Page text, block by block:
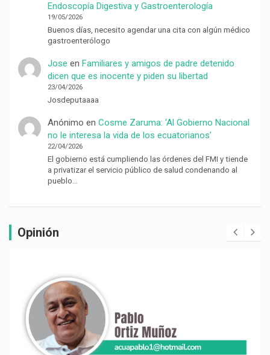
Endoscopía Digestiva y Gastroenterología
19/05/2026
Buenos días, necesito agendar una cita con algún médico
gastroenterólogo
Jose en Familiares y amigos de padre detenido
dicen que es inocente y piden su libertad
23/04/2026
Josdeputaaaa
Anónimo en Cosme Zaruma: ‘Al Gobierno Nacional
no le interesa la vida de los ecuatorianos’
22/04/2026
El gobierno está cumpliendo las órdenes del FMI y tiende
a privatizar el servicio público de salud condenando al
pueblo…
Opinión